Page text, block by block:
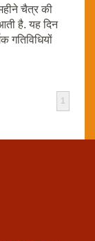
चैत्र की
है. यह दिन
गतिविधियों
1